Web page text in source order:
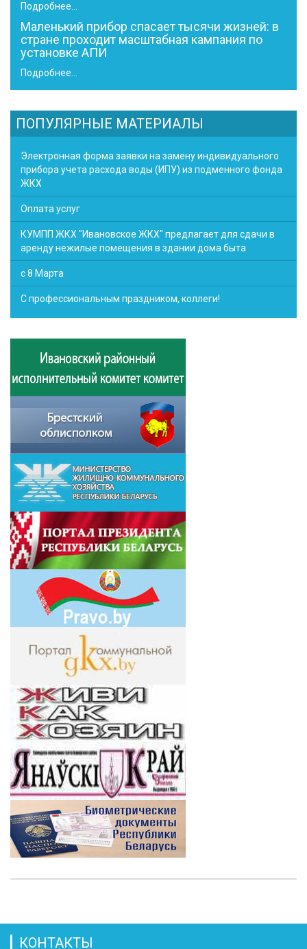
Подробнее...
Маленький прибор спасает тысячи жизней: в
стране проходит масштабная кампания по
установке АПИ
Подробнее...
ПОПУЛЯРНЫЕ МАТЕРИАЛЫ
Электронная форма заявки на замену индивидуального
прибора учета расхода воды (ИПУ) из подменного фонда
ЖКХ
Оплата услуг
КУМПП ЖКХ "Ивановское ЖКХ" предлагает для сдачи в
аренду нежилые помещения в здании дома быта
с 8 Марта
С профессиональным праздником, коллеги!
КОНТАКТЫ